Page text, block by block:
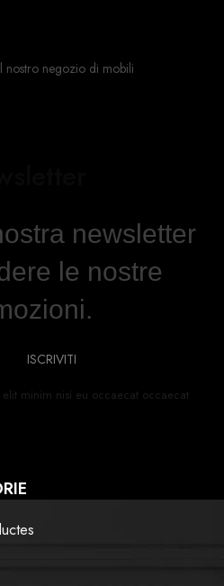
​​nostro negozio di mobili
newsletter
le nostre
minim nisi eu occaecat occaecat